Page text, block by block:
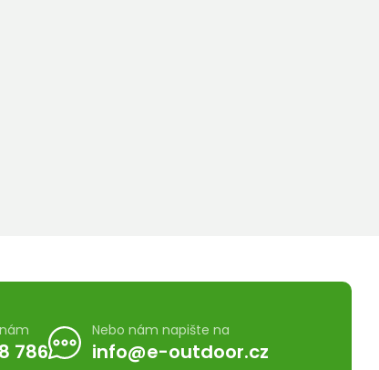
786
Nebo nám napište na
info@e-outdoor.cz